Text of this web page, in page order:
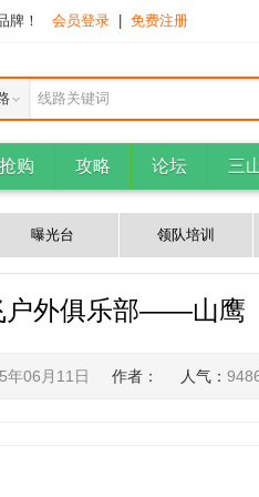
牌！ 会员登录 免费注册
线路关键词
抢购 攻略 论坛 三
曝光台 领队培训
户外俱乐部——山鹰
年06月11日 作者： 人气：